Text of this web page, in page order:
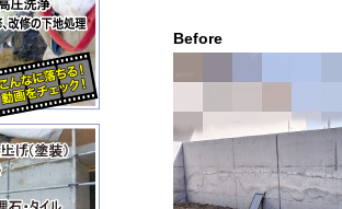
Before